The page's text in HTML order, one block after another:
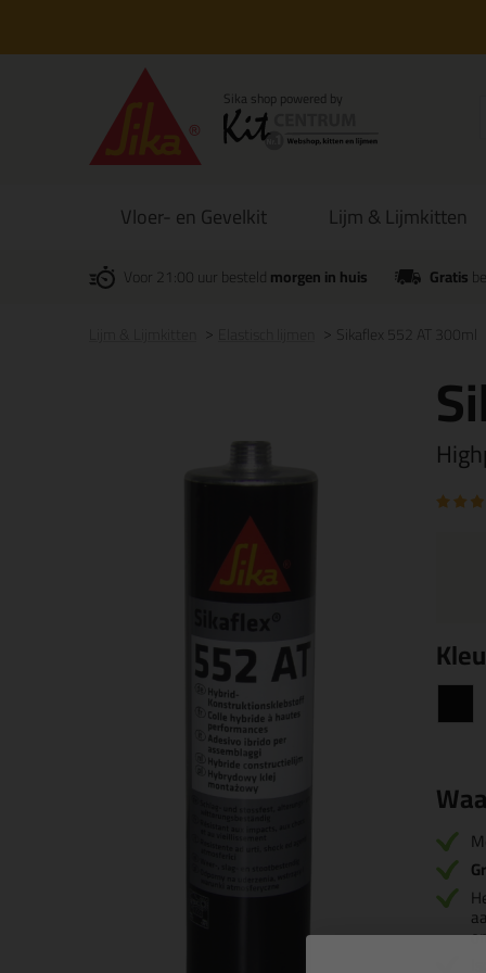
Vloer- en Gevelkit Lijm & Lijmkitten
Voor 21:00 uur besteldmorgen in huis Gratis
Sikaflex 552 AT 300ml